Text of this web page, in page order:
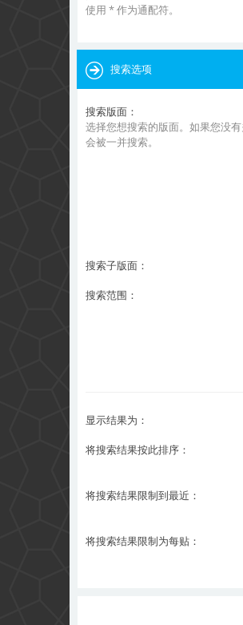
使用 * 作为通配符。
搜索选项
搜索版面：
选择您想搜索的版面。如果您没
会被一并搜索。
搜索子版面：
搜索范围：
显示结果为：
将搜索结果按此排序：
将搜索结果限制到最近：
将搜索结果限制为每贴：